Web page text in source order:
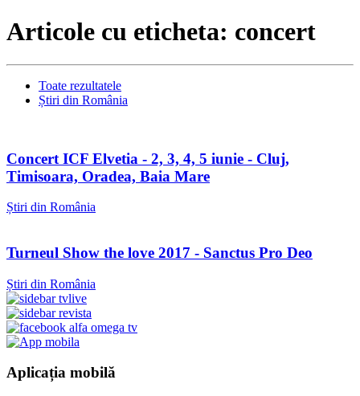
Articole cu eticheta: concert
Toate rezultatele
Știri din România
Concert ICF Elvetia - 2, 3, 4, 5 iunie - Cluj,
Timisoara, Oradea, Baia Mare
Știri din România
Turneul Show the love 2017 - Sanctus Pro Deo
Știri din România
Aplicația mobilă